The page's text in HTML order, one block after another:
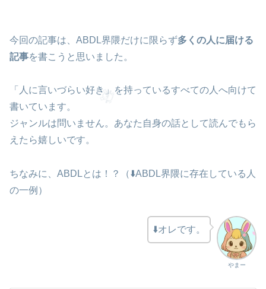
今回の記事は、ABDL界隈だけに限らず多くの人に届ける
記事を書こうと思いました。
「人に言いづらい好き」を持っているすべての人へ向けて
書いています。
ジャンルは問いません。あなた自身の話として読んでもら
えたら嬉しいです。
ちなみに、ABDLとは！？（⬇️ABDL界隈に存在している人
の一例）
やまー
⬇️オレです。